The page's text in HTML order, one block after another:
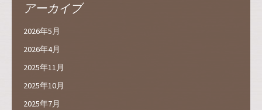
アーカイブ
2026年5月
2026年4月
2025年11月
2025年10月
2025年7月